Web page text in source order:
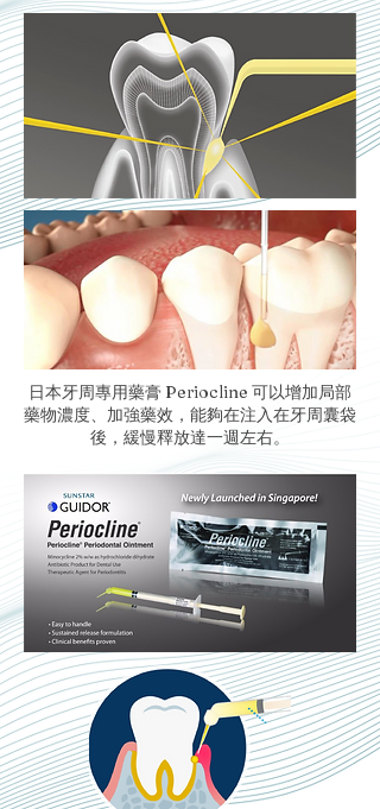
日本牙周專用藥膏 Periocline 可以增加局部
藥物濃度、加強藥效，能夠在注入在牙周囊袋
後，緩慢釋放達一週左右。